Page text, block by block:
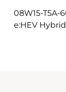
08W15-T5A-
e:HEV Hybrid